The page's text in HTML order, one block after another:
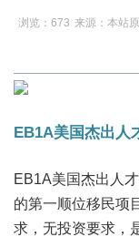
浏览：673 来源：本站
EB1A美国杰出人
EB1A美国杰出人
的第一顺位移民项
求，无投资要求，